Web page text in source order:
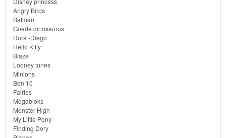
Angry Birds
Batman
Goede dinosaurus
Dora -Diego
Hello Kitty
Blaze
Looney tunes
Minions
Ben 10
Fairies
Megabloks
Monster High
My Little Pony
Finding Dory